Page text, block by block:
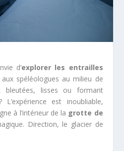
d’explorer les entrailles
spéléologues au milieu de
bleutées, lisses ou formant
L’expérience est inoubliable,
à l’intérieur de la grotte de
Direction, le glacier de